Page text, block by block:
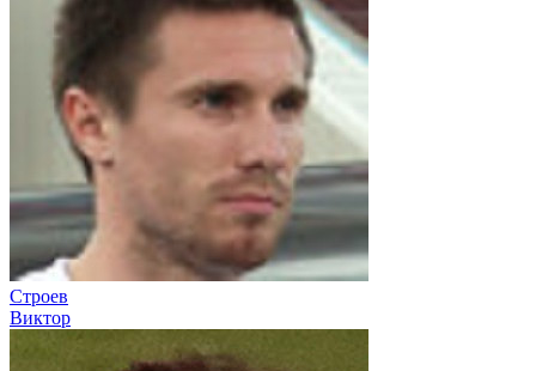
Строев
Виктор